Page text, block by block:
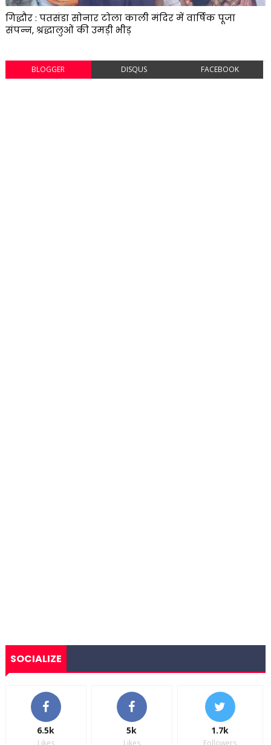
गिद्धौर : पतसंडा सोनार टोला काली मंदिर में वार्षिक पूजा
संपन्न, श्रद्धालुओं की उमड़ी भीड़
BLOGGER DISQUS FACEBOOK
SOCIALIZE
6.5k 5k 1.7k